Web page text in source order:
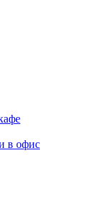
в офис